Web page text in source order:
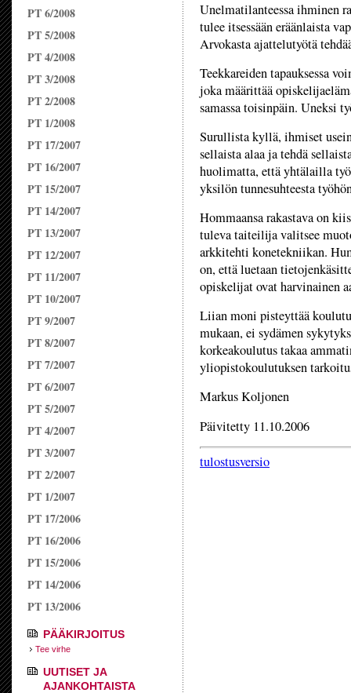
PT 6/2008
PT 5/2008
PT 4/2008
PT 3/2008
PT 2/2008
PT 1/2008
PT 17/2007
PT 16/2007
PT 15/2007
PT 14/2007
PT 13/2007
PT 12/2007
PT 11/2007
PT 10/2007
PT 9/2007
PT 8/2007
PT 7/2007
PT 6/2007
PT 5/2007
PT 4/2007
PT 3/2007
PT 2/2007
PT 1/2007
PT 17/2006
PT 16/2006
PT 15/2006
PT 14/2006
PT 13/2006
PÄÄKIRJOITUS
Tee virhe
UUTISET JA
AJANKOHTAISTA
Unelmatilanteessa ihminen
tulee itsessään eräänlaista
Arvokasta ajattelutyötä
Teekkareiden tapauksessa
joka määrittää
samassa toisinpäin. Uneksi
Surullista kyllä, ihmiset
sellaista alaa ja tehdä
huolimatta, että yhtälailla
yksilön tunnesuhteesta
Hommaansa rakastava on
tuleva taiteilija valitsee
arkkitehti konetekniikan.
on, että luetaan
opiskelijat ovat harvinainen
Liian moni pisteyttää
mukaan, ei sydämen
korkeakoulutus takaa
yliopistokoulutuksen
Markus Koljonen
Päivitetty 11.10.2006
tulostusversio